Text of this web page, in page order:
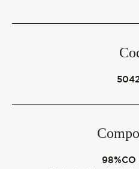
98%CO
Start